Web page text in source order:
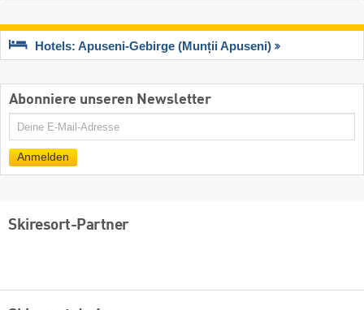
Hotels: Apuseni-Gebirge (Munții Apuseni)
Abonniere unseren Newsletter
E-
Anmelden
Skiresort-Partner